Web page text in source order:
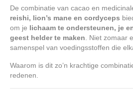
De combinatie van cacao en
reishi, lion’s mane en cordyceps
om je lichaam te ondersteunen, je
geest helder te maken . Niet zomaar
samenspel van voedingsstoffen die
Waarom is dit zo’n krachtige
redenen.